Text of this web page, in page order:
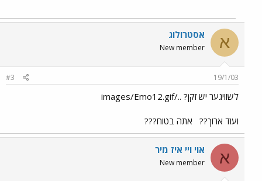
א אסטרולוג
New member
19/1/03
#3
לשוויגער יש זקן? ../images/Emo12.gif
ועוד ארוך?? אתה בטוח???
א אוי ויי איז מיר
New member